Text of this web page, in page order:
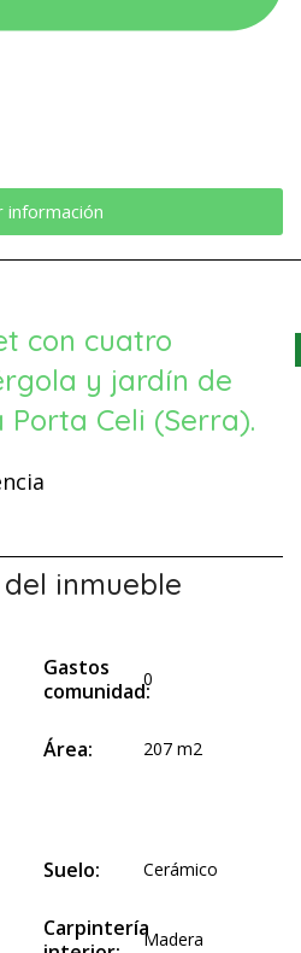
información
con cuatro
y jardín de
Celi (Serra).
inmueble
Gastos
comunidad:
0
Área: 207 m2
Suelo: Cerámico
CarpinteríaMadera